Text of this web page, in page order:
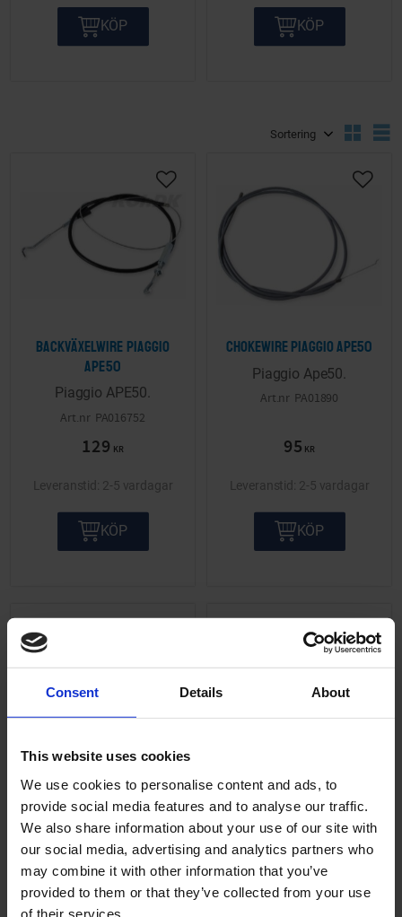
Consent Details About
This website uses cookies
We use cookies to personalise content and ads, to
provide social media features and to analyse our traffic.
We also share information about your use of our site with
our social media, advertising and analytics partners who
may combine it with other information that you’ve
provided to them or that they’ve collected from your use
of their services.
KÖP KÖP
Backväxelwire Piaggio
Ape50
Piaggio APE50.
PA016752
129 KR
Lägg till i önskelista
2-5 vardagar
KÖP
Chokewire Piaggio Ape50
Piaggio Ape50.
PA01890
95 KR
Lägg
2-5 vardagar
KÖP
Frambromswire Piaggio
Ape50
Till Piaggio Ape.
PA01500
195KR
Gaswire överst Piaggio
Ape50
Piaggio Ape 50
PA01661
79KR
Lägg